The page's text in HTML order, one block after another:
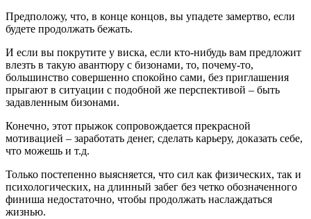
Предположу, что, в конце концов, вы упадете замертво, если
будете продолжать бежать.
И если вы покрутите у виска, если кто-нибудь вам предложит
влезть в такую авантюру с бизонами, то, почему-то,
большинство совершенно спокойно сами, без приглашения
прыгают в ситуации с подобной же перспективой – быть
задавленным бизонами.
Конечно, этот прыжок сопровождается прекрасной
мотивацией – заработать денег, сделать карьеру, доказать себе,
что можешь и т.д.
Только постепенно выясняется, что сил как физических, так и
психологических, на длинный забег без четко обозначенного
финиша недостаточно, чтобы продолжать наслаждаться
жизнью.